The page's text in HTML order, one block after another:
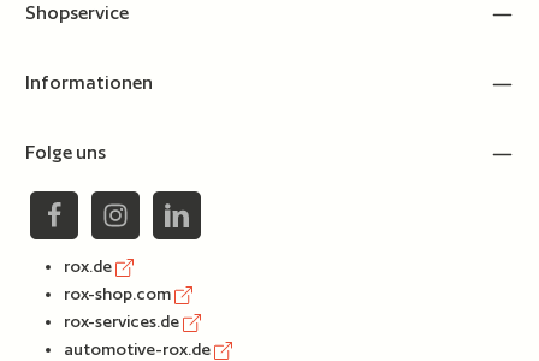
Shopservice
Informationen
Folge uns
rox.de
rox-shop.com
rox-services.de
automotive-rox.de